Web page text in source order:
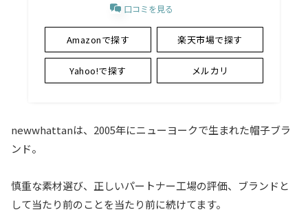
口コミを見る
Amazonで探す 楽天市場で探す
Yahoo!で探す メルカリ
newwhattanは、2005年にニューヨークで生まれた帽子ブラ
ンド。
慎重な素材選び、正しいパートナー工場の評価、ブランドと
して当たり前のことを当たり前に続けてます。